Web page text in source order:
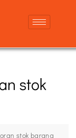
stok
stok barang